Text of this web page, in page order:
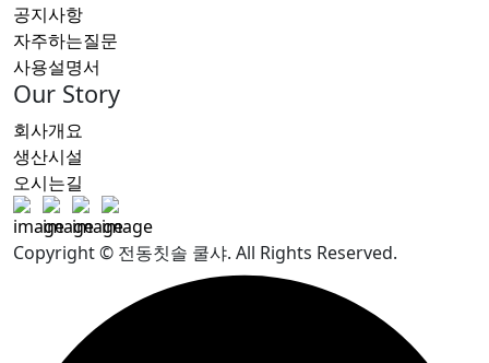
공지사항
자주하는질문
사용설명서
Our Story
회사개요
생산시설
오시는길
Copyright © 전동칫솔 쿨샤. All Rights Reserved.